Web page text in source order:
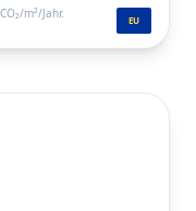
m²/Jahr.
EU